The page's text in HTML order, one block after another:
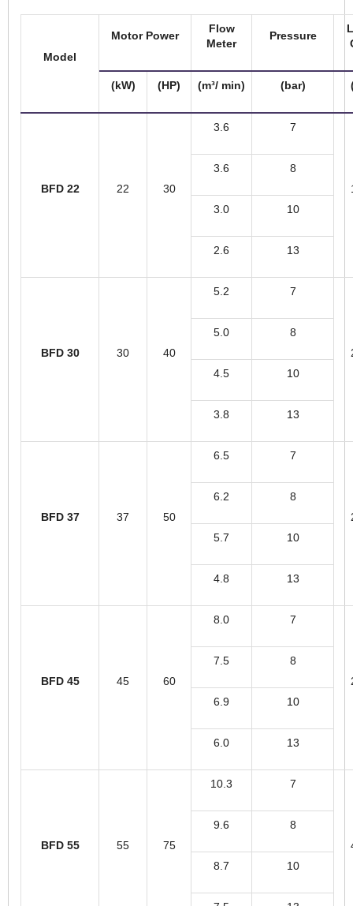
Model
Motor Power
Flow
Meter
Pressure
(kW) (HP) (m³/ min) (bar)
BFD 22 22 30
3.6 7
3.6 8
3.0 10
2.6 13
BFD 30 30 40
5.2 7
5.0 8
4.5 10
3.8 13
BFD 37 37 50
6.5 7
6.2 8
5.7 10
4.8 13
BFD 45 45 60
8.0 7
7.5 8
6.9 10
6.0 13
BFD 55 55 75
10.3 7
9.6 8
8.7 10